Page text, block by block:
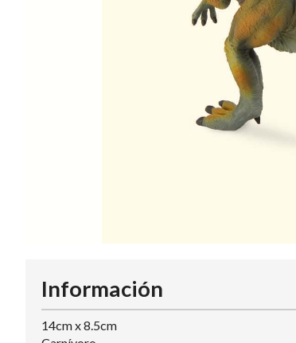
Información
14cm x 8.5cm